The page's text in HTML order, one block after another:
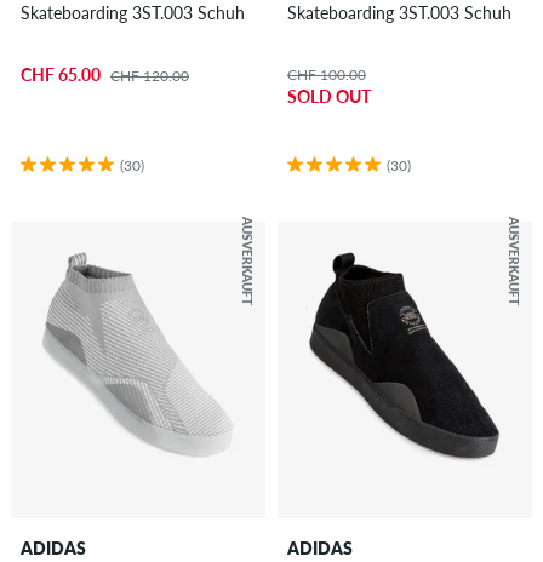
Skateboarding 3ST.003 Schuh
CHF 65.00 CHF 120.00
(30)
Skateboarding 3ST.003 Schuh
CHF 100.00
SOLD OUT
(30)
AUSVERKAUFT
ADIDAS
AUSVERKAUFT
ADIDAS